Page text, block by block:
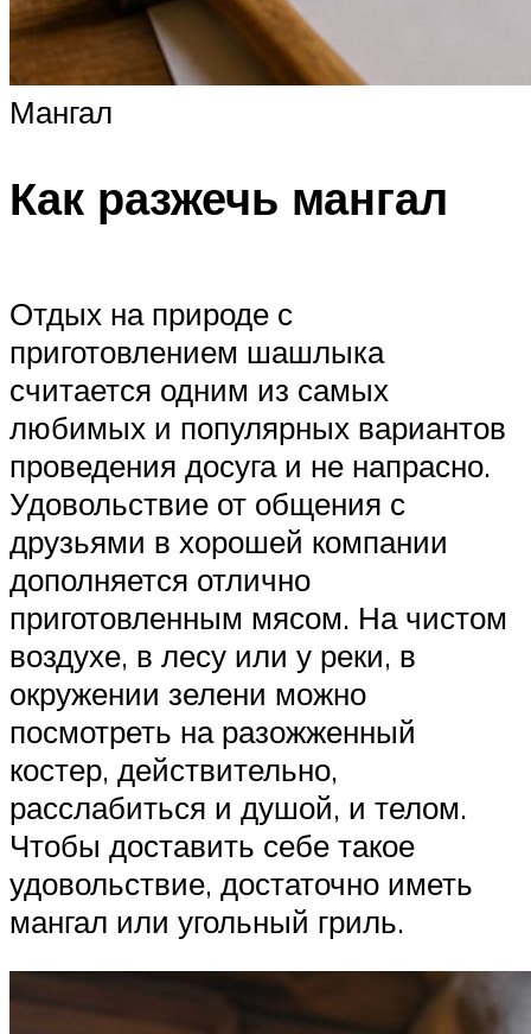
Мангал
Как разжечь мангал
Отдых на природе с
приготовлением шашлыка
считается одним из самых
любимых и популярных вариантов
проведения досуга и не напрасно.
Удовольствие от общения с
друзьями в хорошей компании
дополняется отлично
приготовленным мясом. На чистом
воздухе, в лесу или у реки, в
окружении зелени можно
посмотреть на разожженный
костер, действительно,
расслабиться и душой, и телом.
Чтобы доставить себе такое
удовольствие, достаточно иметь
мангал или угольный гриль.